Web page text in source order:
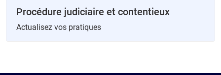
Procédure judiciaire et contentieux
Actualisez vos pratiques